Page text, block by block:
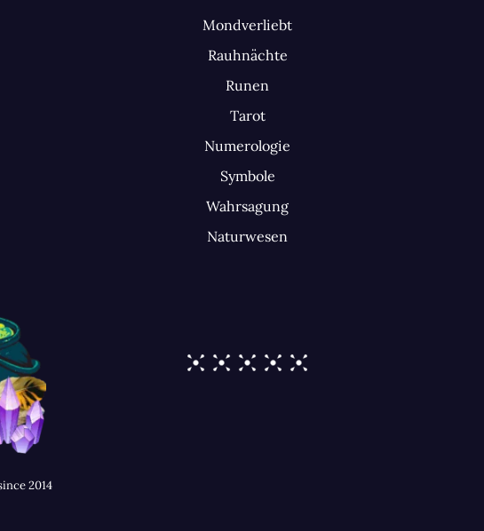
Mondverliebt
Rauhnächte
Runen
Tarot
Numerologie
Symbole
Wahrsagung
Naturwesen
2014